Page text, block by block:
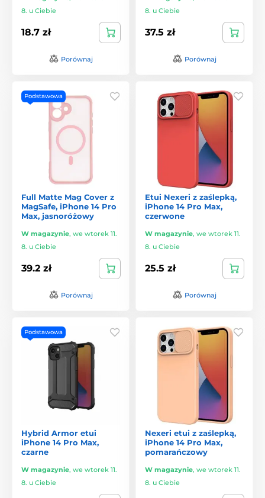
8. u Ciebie
18.7 zł
Porównaj
8. u Ciebie
37.5 zł
Porównaj
Podstawowa
Full Matte Mag Cover z
MagSafe, iPhone 14 Pro
Max, jasnoróżowy
W magazynie, we wtorek 11.
8. u Ciebie
39.2 zł
Porównaj
Etui Nexeri z zaślepką,
iPhone 14 Pro Max,
czerwone
W magazynie, we wtorek 11.
8. u Ciebie
25.5 zł
Porównaj
Podstawowa
Hybrid Armor etui
iPhone 14 Pro Max,
czarne
W magazynie, we wtorek 11.
8. u Ciebie
Nexeri etui z zaślepką,
iPhone 14 Pro Max,
pomarańczowy
W magazynie, we wtorek 11.
8. u Ciebie